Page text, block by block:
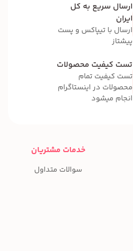
ارسال سریع به کل
ایران
ارسال با تیپاکس و پست
پیشتاز
تست کیفیت محصولات
تست کیفیت تمام
محصولات در اینستاگرام
انجام میشود
خدمات مشتریان
سوالات متداول